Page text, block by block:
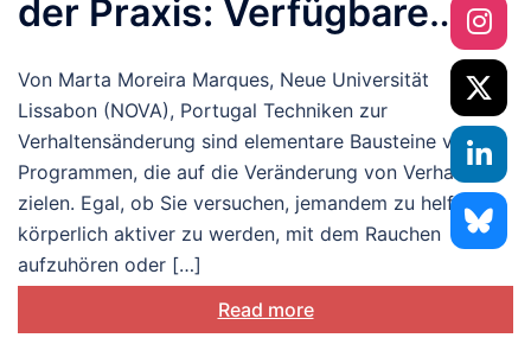
der Praxis: Verfügbare
Von Marta Moreira Marques, Neue Universität
Lissabon (NOVA), Portugal Techniken zur
Verhaltensänderung sind elementare Bausteine von
Programmen, die auf die Veränderung von Verhalten
zielen. Egal, ob Sie versuchen, jemandem zu helfen,
körperlich aktiver zu werden, mit dem Rauchen
aufzuhören oder […]
Read more